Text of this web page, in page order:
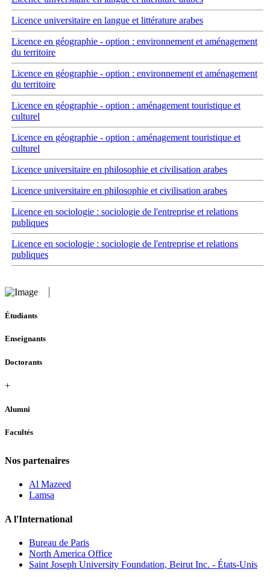
Licence universitaire en langue et littérature arabes
Licence en géographie - option : environnement et aménagement
du territoire
Licence en géographie - option : environnement et aménagement
du territoire
Licence en géographie - option : aménagement touristique et
culturel
Licence en géographie - option : aménagement touristique et
culturel
Licence universitaire en philosophie et civilisation arabes
Licence universitaire en philosophie et civilisation arabes
Licence en sociologie : sociologie de l'entreprise et relations
publiques
Licence en sociologie : sociologie de l'entreprise et relations
publiques
Étudiants
Enseignants
Doctorants
+
Alumni
Facultés
Nos partenaires
Al Mazeed
Lamsa
A l'International
Bureau de Paris
North America Office
Saint Joseph University Foundation, Beirut Inc. - États-Unis